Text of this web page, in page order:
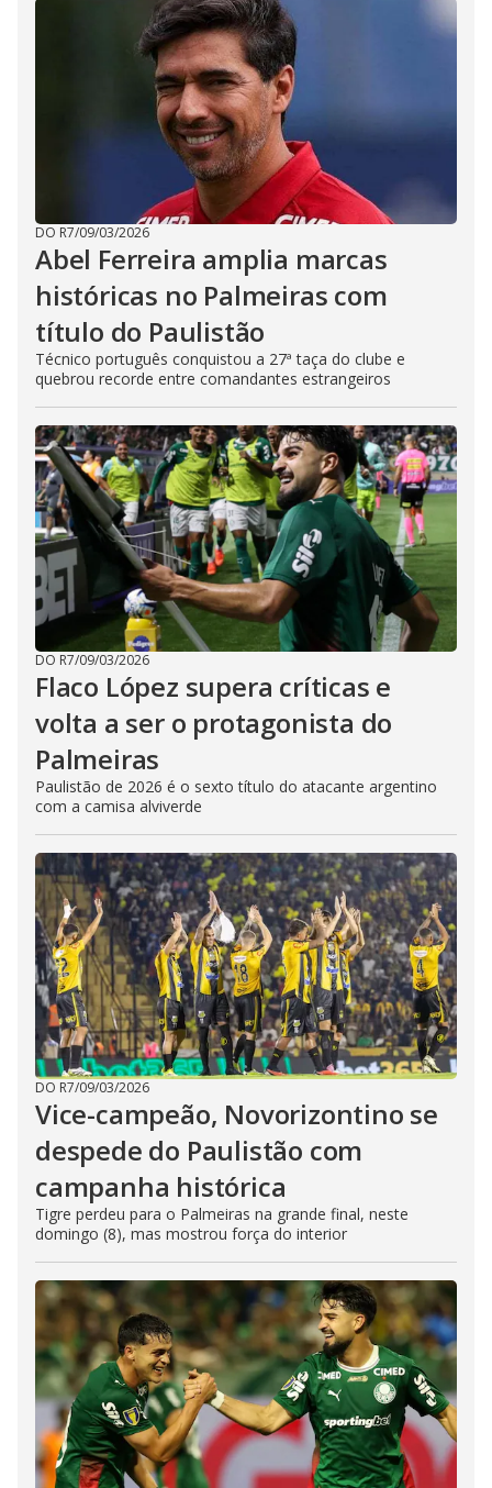
DO R7/09/03/2026
Abel Ferreira amplia marcas
históricas no Palmeiras com
título do Paulistão
Técnico português conquistou a 27ª taça do clube e
quebrou recorde entre comandantes estrangeiros
DO R7/09/03/2026
Flaco López supera críticas e
volta a ser o protagonista do
Palmeiras
Paulistão de 2026 é o sexto título do atacante argentino
com a camisa alviverde
DO R7/09/03/2026
Vice-campeão, Novorizontino se
despede do Paulistão com
campanha histórica
Tigre perdeu para o Palmeiras na grande final, neste
domingo (8), mas mostrou força do interior